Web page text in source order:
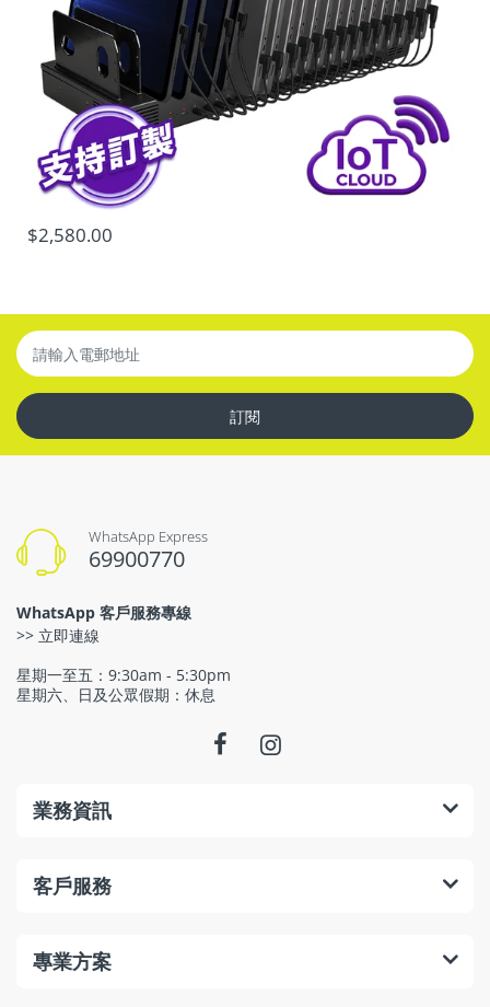
20V 5A / 28V 5A (140W Max.) [USB-C3] 5V 3A / 9V 3A /
12V 2.5A / 15V 2A / 20V 1.5A (30W Max.) [USB-A1] 5V 3A
/ 9V 3A / 12V 2.5A / 20V 1.5A (30W Max.) [USB-A2] 5V 3A
/ 9V 2A / 12V 1.5A (18W Max.) | 輸出功率:188W
輸出分配 >>
外殻材質:塑膠 |
$2,580.00
訂閱
WhatsApp Express
69900770
WhatsApp 客戶服務專線
>> 立即連線
星期一至五：9:30am - 5:30pm
星期六、日及公眾假期：休息
業務資訊
客戶服務
專業方案